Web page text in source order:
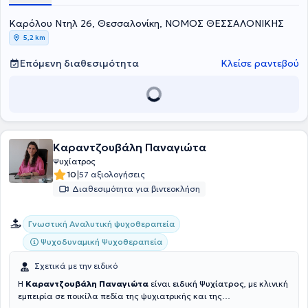
συνέδρια της Ελληνικής Ψυχιατρικής Εταιρείας και της Ελληνικής
Εταιρείας Κλινικής Ψυχοφαρμακολογίας και είναι μέλος του
Ελληνικού Συλλόγου Βραχείας Εντατικής Δυναμικής
Ψυχοθεραπείας.
Καρόλου Ντηλ 26, Θεσσαλονίκη, ΝΟΜΟΣ ΘΕΣΣΑΛΟΝΙΚΗΣ
5,2 km
Επόμενη διαθεσιμότητα Κλείσε ραντεβού
Καραντζουβάλη Παναγιώτα
Ψυχίατρος
10|57 αξιολογήσεις
Διαθεσιμότητα για βιντεοκλήση
Γνωστική Αναλυτική ψυχοθεραπεία
Ψυχοδυναμική Ψυχοθεραπεία
Σχετικά με την ειδικό
Η Καραντζουβάλη Παναγιώτα είναι ειδική Ψυχίατρος, με κλινική
εμπειρία σε ποικίλα πεδία της ψυχιατρικής και της